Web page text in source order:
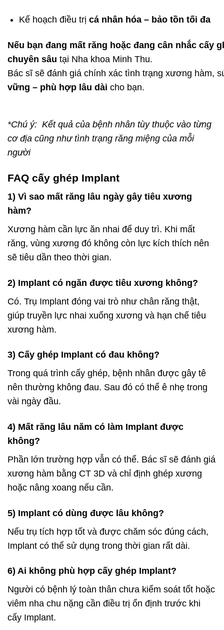
Kế hoạch điều trị cá nhân hóa – bảo tồn tối đa
Nếu bạn đang mất răng hoặc đang cân nhắc cấy
chuyên sâu tại Nha khoa Minh Thu.
Bác sĩ sẽ đánh giá chính xác tình trạng xương hàm,
vững – phù hợp lâu dài cho bạn.
*Chú ý: Kết quả của bệnh nhân tùy thuộc vào từng
cơ địa cũng như tình trạng răng miệng của mỗi
người
FAQ cấy ghép Implant
1) Vì sao mất răng lâu ngày gây tiêu xương
hàm?
Xương hàm cần lực ăn nhai để duy trì. Khi mất
răng, vùng xương đó không còn lực kích thích nên
sẽ tiêu dần theo thời gian.
2) Implant có ngăn được tiêu xương không?
Có. Trụ Implant đóng vai trò như chân răng thật,
giúp truyền lực nhai xuống xương và hạn chế tiêu
xương hàm.
3) Cấy ghép Implant có đau không?
Trong quá trình cấy ghép, bệnh nhân được gây tê
nên thường không đau. Sau đó có thể ê nhẹ trong
vài ngày đầu.
4) Mất răng lâu năm có làm Implant được
không?
Phần lớn trường hợp vẫn có thể. Bác sĩ sẽ đánh giá
xương hàm bằng CT 3D và chỉ định ghép xương
hoặc nâng xoang nếu cần.
5) Implant có dùng được lâu không?
Nếu trụ tích hợp tốt và được chăm sóc đúng cách,
Implant có thể sử dụng trong thời gian rất dài.
6) Ai không phù hợp cấy ghép Implant?
Người có bệnh lý toàn thân chưa kiểm soát tốt hoặc
viêm nha chu nặng cần điều trị ổn định trước khi
cấy Implant.